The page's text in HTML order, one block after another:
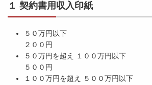
１ 契約書用収入印紙
５０万円以下
２００円
５０万円を超え １００万円以下
５００円
１００万円を超え ５００万円以下